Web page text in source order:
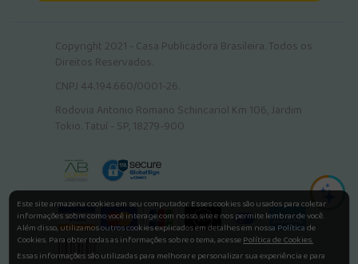
Copyright 2021 - Casa Publicadora Brasileira. Todos os
Direitos Reservados.
CNPJ 44.194.660/0001-26.
Rodovia Antonio Romano Schincariol Km 106, Jardim
Tokio. Tatuí - SP, 18279-900
Este site armazena cookies em seu computador. Esses cookies são usados para coletar
informações sobre como você interage com nosso site e nos permite lembrar de você.
Além disso, utilizamos outros cookies explicados em detalhes em nossa Política de
Cookies. Para obter todas as informações sobre o tema, acessePolítica de Cookies.
Essas informações são utilizadas para melhorar e personalizar sua experiência e para